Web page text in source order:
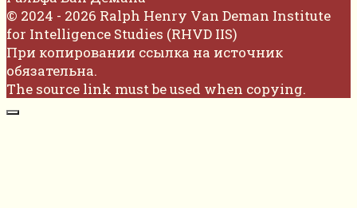
© 2024 - 2026 Ralph Henry Van Deman Institute
for Intelligence Studies (RHVD IIS)
При копировании ссылка на источник
обязательна.
The source link must be used when copying.